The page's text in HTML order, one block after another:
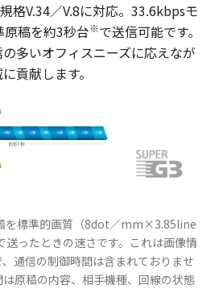
格V.34／V.8に対応。33.6kbpsモ
原稿を約3秒台※で送信可能です。
多いオフィスニーズに応えなが
貢献します。
を標準的画質（8dot／mm×3.85line
ったときの速さです。これは画像情
通信の制御時間は含まれておりませ
原稿の内容、相手機種、回線の状態